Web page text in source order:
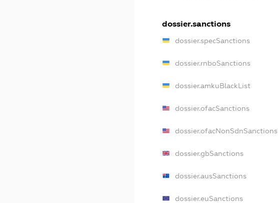
dossier.sanctions
dossier.specSanctions
dossier.rnboSanctions
dossier.amkuBlackList
dossier.ofacSanctions
dossier.ofacNonSdnSanctions
dossier.gbSanctions
dossier.ausSanctions
dossier.euSanctions